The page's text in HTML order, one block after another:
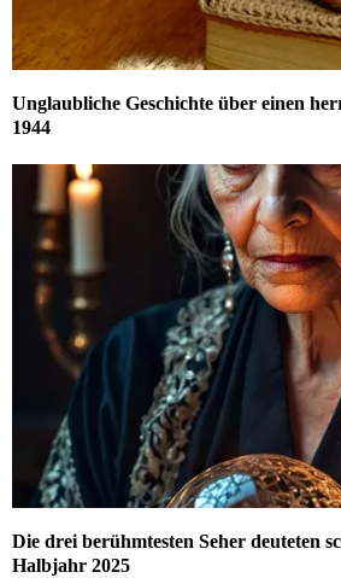
Unglaubliche Geschichte über einen
1944
Die drei berühmtesten Seher deuteten
Halbjahr 2025